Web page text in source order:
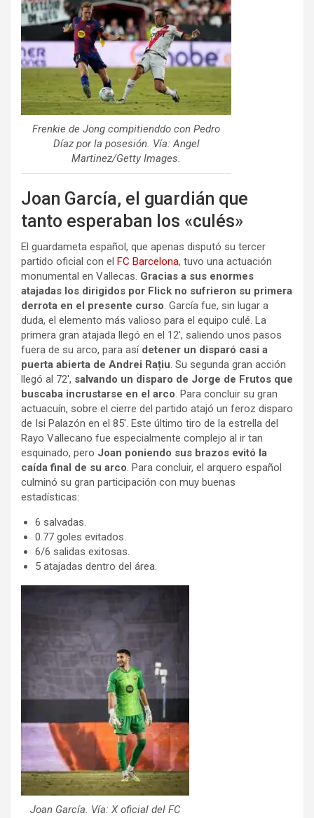
Frenkie de Jong compitienddo con Pedro
Díaz por la posesión. Vía: Angel
Martinez/Getty Images.
Joan García, el guardián que
tanto esperaban los «culés»
El guardameta español, que apenas disputó su tercer
partido oficial con el FC Barcelona, tuvo una actuación
monumental en Vallecas. Gracias a sus enormes
atajadas los dirigidos por Flick no sufrieron su primera
derrota en el presente curso. García fue, sin lugar a
duda, el elemento más valioso para el equipo culé. La
primera gran atajada llegó en el 12′, saliendo unos pasos
fuera de su arco, para así detener un disparó casi a
puerta abierta de Andrei Rațiu. Su segunda gran acción
llegó al 72′, salvando un disparo de Jorge de Frutos que
buscaba incrustarse en el arco. Para concluir su gran
actuacuín, sobre el cierre del partido atajó un feroz disparo
de Isi Palazón en el 85′. Este último tiro de la estrella del
Rayo Vallecano fue especialmente complejo al ir tan
esquinado, pero Joan poniendo sus brazos evitó la
caída final de su arco. Para concluir, el arquero español
culminó su gran participación con muy buenas
estadísticas:
6 salvadas.
0.77 goles evitados.
6/6 salidas exitosas.
5 atajadas dentro del área.
Joan García. Vía: X oficial del FC